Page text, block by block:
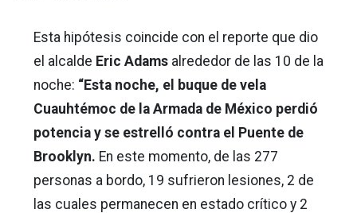
Esta hipótesis coincide con el reporte que dio
el alcalde Eric Adams alrededor de las 10 de la
noche: “Esta noche, el buque de vela
Cuauhtémoc de la Armada de México perdió
potencia y se estrelló contra el Puente de
Brooklyn. En este momento, de las 277
personas a bordo, 19 sufrieron lesiones, 2 de
las cuales permanecen en estado crítico y 2